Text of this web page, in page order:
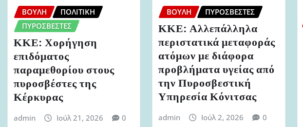
ΒΟΥΛΉ
ΠΟΛΙΤΙΚΉ
ΠΥΡΟΣΒΈΣΤΕΣ
ΚΚΕ: Χορήγηση
επιδόματος
παραμεθορίου στους
πυροσβέστες της
Κέρκυρας
admin Ιούλ 21, 2026 0
ΒΟΥΛΉ ΠΥΡΟΣΒΈΣΤΕΣ
ΚΚΕ: Αλλεπάλληλα
περιστατικά μεταφοράς
ατόμων με διάφορα
προβλήματα υγείας από
την Πυροσβεστική
Υπηρεσία Κόνιτσας
admin Ιούλ 2, 2026 0